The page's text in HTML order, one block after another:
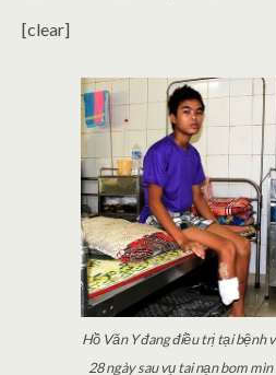
[clear]
Hồ Văn Y đang điều trị tại bệnh
28 ngày sau vụ tai nạn bom